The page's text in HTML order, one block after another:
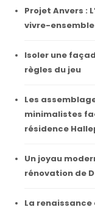
Projet Anvers :
vivre-ensemble
Isoler une
règles du jeu
Les
minimalistes
résidence
Un joyau
rénovation de
La